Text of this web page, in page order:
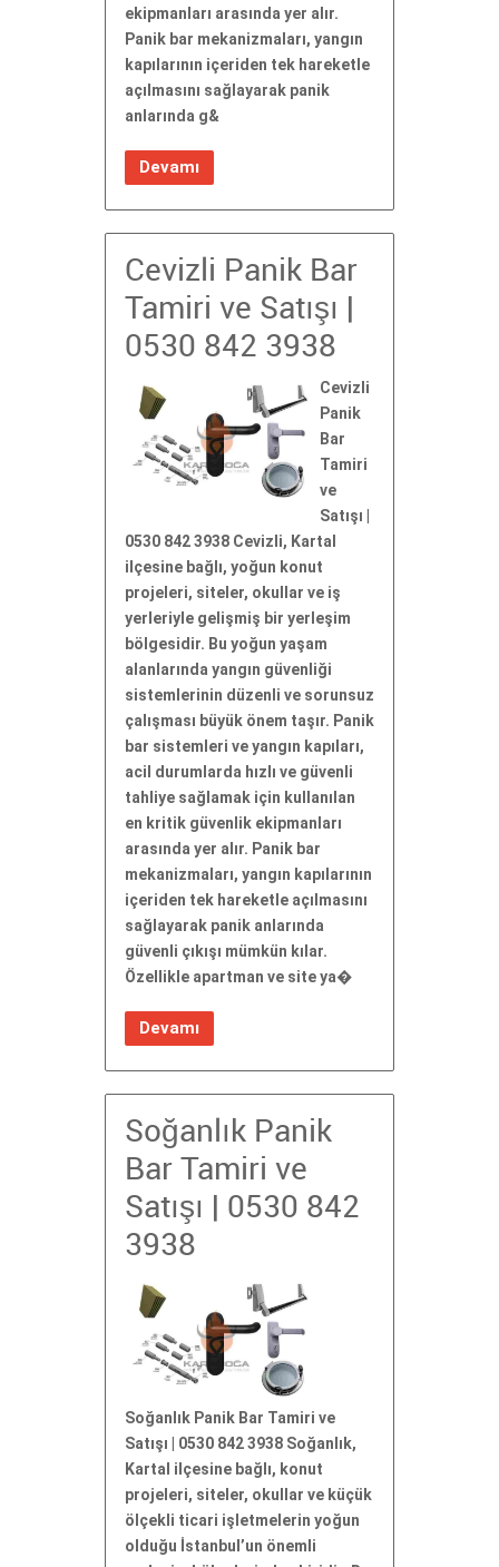
ekipmanları arasında yer alır.
Panik bar mekanizmaları, yangın
kapılarının içeriden tek hareketle
açılmasını sağlayarak panik
anlarında g&
Devamı
Cevizli Panik Bar
Tamiri ve Satışı |
0530 842 3938
Cevizli
Panik
Bar
Tamiri
ve
Satışı |
0530 842 3938 Cevizli, Kartal
ilçesine bağlı, yoğun konut
projeleri, siteler, okullar ve iş
yerleriyle gelişmiş bir yerleşim
bölgesidir. Bu yoğun yaşam
alanlarında yangın güvenliği
sistemlerinin düzenli ve sorunsuz
çalışması büyük önem taşır. Panik
bar sistemleri ve yangın kapıları,
acil durumlarda hızlı ve güvenli
tahliye sağlamak için kullanılan
en kritik güvenlik ekipmanları
arasında yer alır. Panik bar
mekanizmaları, yangın kapılarının
içeriden tek hareketle açılmasını
sağlayarak panik anlarında
güvenli çıkışı mümkün kılar.
Özellikle apartman ve site ya�
Devamı
Soğanlık Panik
Bar Tamiri ve
Satışı | 0530 842
3938
Soğanlık Panik Bar Tamiri ve
Satışı | 0530 842 3938 Soğanlık,
Kartal ilçesine bağlı, konut
projeleri, siteler, okullar ve küçük
ölçekli ticari işletmelerin yoğun
olduğu İstanbul’un önemli